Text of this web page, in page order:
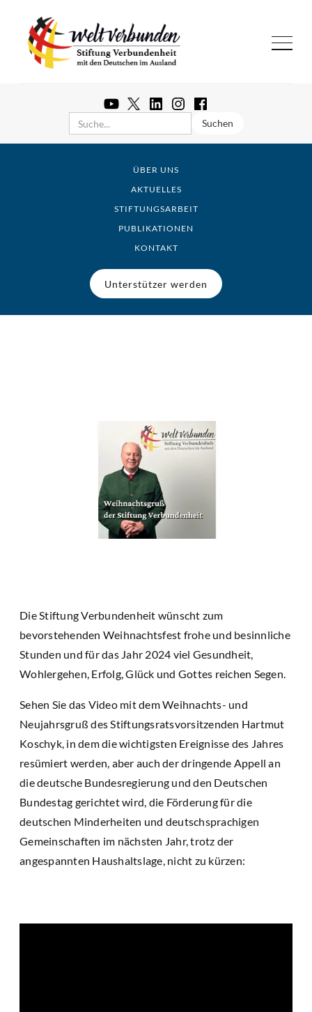
ÜBER UNS
AKTUELLES
STIFTUNGSARBEIT
PUBLIKATIONEN
KONTAKT
Unterstützer werden
Die Stiftung Verbundenheit wünscht zum
bevorstehenden Weihnachtsfest frohe und besinnliche
Stunden und für das Jahr 2024 viel Gesundheit,
Wohlergehen, Erfolg, Glück und Gottes reichen Segen.
Sehen Sie das Video mit dem Weihnachts- und
Neujahrsgruß des Stiftungsratsvorsitzenden Hartmut
Koschyk, in dem die wichtigsten Ereignisse des Jahres
resümiert werden, aber auch der dringende Appell an
die deutsche Bundesregierung und den Deutschen
Bundestag gerichtet wird, die Förderung für die
deutschen Minderheiten und deutschsprachigen
Gemeinschaften im nächsten Jahr, trotz der
angespannten Haushaltslage, nicht zu kürzen: